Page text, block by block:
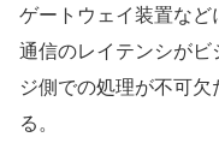
ゲートウェイ装置な
通信のレイテンシが
ジ側での処理が不可
る。